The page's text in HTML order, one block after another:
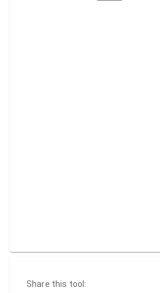
Share this tool: